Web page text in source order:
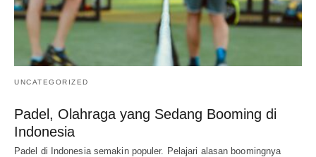
UNCATEGORIZED
Padel, Olahraga yang Sedang Booming di
Indonesia
Padel di Indonesia semakin populer. Pelajari alasan boomingnya